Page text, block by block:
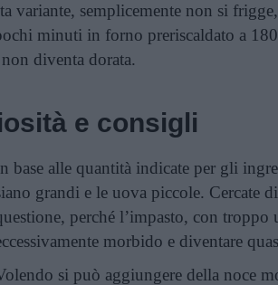
variante, semplicemente non si
minuti in forno preriscaldato a
diventa dorata.
e consigli
base alle quantità indicate per gli
grandi e le uova piccole. Cercate
perché l’impasto, con
morbido e diventare
si può aggiungere della noce